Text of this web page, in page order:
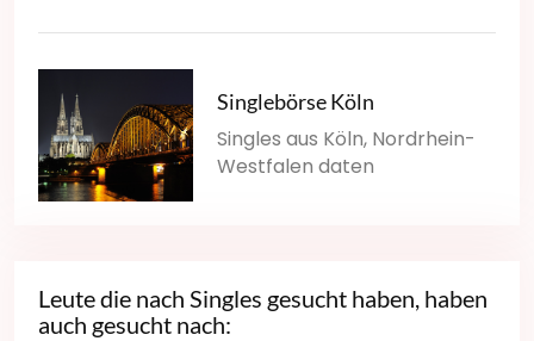
Singlebörse Köln
Singles aus Köln, Nordrhein-
Westfalen daten
Leute die nach Singles gesucht haben, haben
auch gesucht nach: